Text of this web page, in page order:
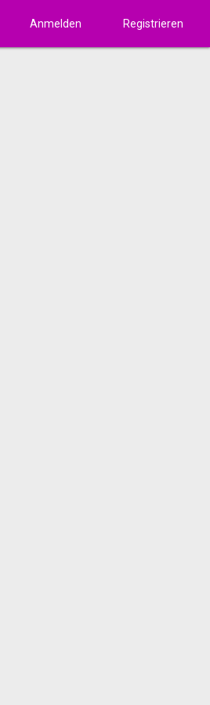
Anmelden Registrieren